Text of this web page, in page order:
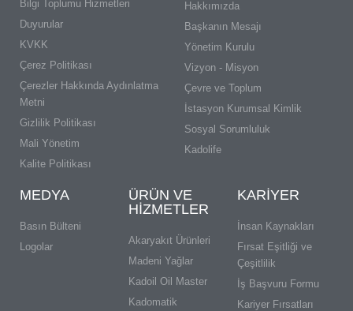
Bilgi Toplumu Hizmetleri
Duyurular
KVKK
Çerez Politikası
Çerezler Hakkında Aydınlatma
Metni
Gizlilik Politikası
Mali Yönetim
Kalite Politikası
Hakkımızda
Başkanın Mesajı
Yönetim Kurulu
Vizyon - Misyon
Çevre ve Toplum
İstasyon Kurumsal Kimlik
Sosyal Sorumluluk
Kadolife
MEDYA
Basın Bülteni
Logolar
ÜRÜN VE
HIZMETLER
Akaryakıt Ürünleri
Madeni Yağlar
Kadoil Oil Master
Kadomatik
KARIYER
İnsan Kaynakları
Fırsat Eşitliği ve
Çeşitlilik
İş Başvuru Formu
Kariyer Fırsatları